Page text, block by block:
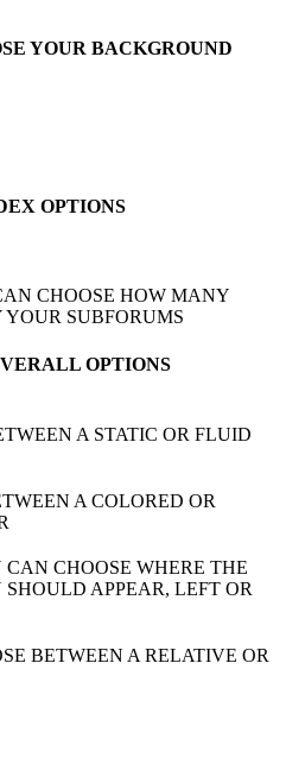
YOUR BACKGROUND
OPTIONS
CHOOSE HOW MANY
SUBFORUMS
OPTIONS
A STATIC OR FLUID
A COLORED OR
CAN CHOOSE WHERE THE
APPEAR, LEFT OR
BETWEEN A RELATIVE OR